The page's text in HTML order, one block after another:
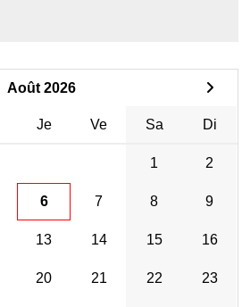
Août 2026
Je Ve Sa Di
1 2
6 7 8 9
13 14 15 16
20 21 22 23